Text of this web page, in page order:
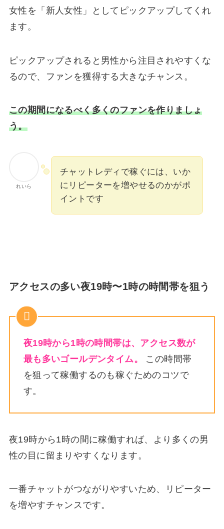
女性を「新人女性」としてピックアップしてくれ
ます。
ピックアップされると男性から注目されやすくな
るので、ファンを獲得する大きなチャンス。
この期間になるべく多くのファンを作りましょ
う。
れいら
チャットレディで稼ぐには、いか
にリピーターを増やせるのかがポ
イントです
アクセスの多い夜19時〜1時の時間帯を狙う
夜19時から1時の時間帯は、アクセス数が
最も多いゴールデンタイム。
この時間帯
を狙って稼働するのも稼ぐためのコツで
す。
夜19時から1時の間に稼働すれば、より多くの男
性の目に留まりやすくなります。
一番チャットがつながりやすいため、リピーター
を増やすチャンスです。